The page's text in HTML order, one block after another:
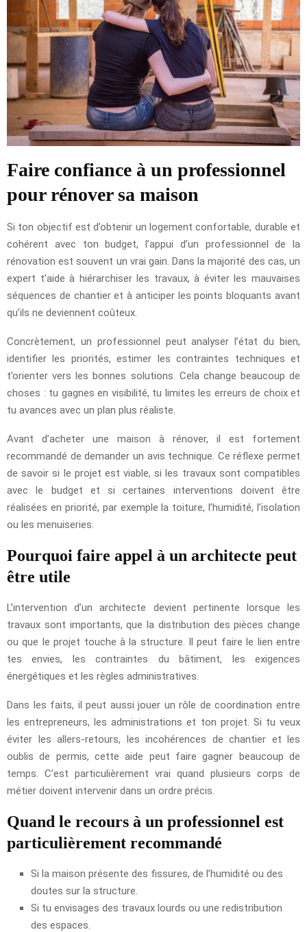
Faire confiance à un professionnel
pour rénover sa maison
Si ton objectif est d’obtenir un logement confortable, durable et
cohérent avec ton budget, l’appui d’un professionnel de la
rénovation est souvent un vrai gain. Dans la majorité des cas, un
expert t’aide à hiérarchiser les travaux, à éviter les mauvaises
séquences de chantier et à anticiper les points bloquants avant
qu’ils ne deviennent coûteux.
Concrètement, un professionnel peut analyser l’état du bien,
identifier les priorités, estimer les contraintes techniques et
t’orienter vers les bonnes solutions. Cela change beaucoup de
choses : tu gagnes en visibilité, tu limites les erreurs de choix et
tu avances avec un plan plus réaliste.
Avant d’acheter une maison à rénover, il est fortement
recommandé de demander un avis technique. Ce réflexe permet
de savoir si le projet est viable, si les travaux sont compatibles
avec le budget et si certaines interventions doivent être
réalisées en priorité, par exemple la toiture, l’humidité, l’isolation
ou les menuiseries.
Pourquoi faire appel à un architecte peut
être utile
L’intervention d’un architecte devient pertinente lorsque les
travaux sont importants, que la distribution des pièces change
ou que le projet touche à la structure. Il peut faire le lien entre
tes envies, les contraintes du bâtiment, les exigences
énergétiques et les règles administratives.
Dans les faits, il peut aussi jouer un rôle de coordination entre
les entrepreneurs, les administrations et ton projet. Si tu veux
éviter les allers-retours, les incohérences de chantier et les
oublis de permis, cette aide peut faire gagner beaucoup de
temps. C’est particulièrement vrai quand plusieurs corps de
métier doivent intervenir dans un ordre précis.
Quand le recours à un professionnel est
particulièrement recommandé
Si la maison présente des fissures, de l’humidité ou des
doutes sur la structure.
Si tu envisages des travaux lourds ou une redistribution
des espaces.